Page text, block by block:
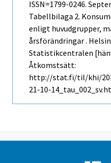
ISSN=1799-0246.
Tabellbilaga 2.
enligt huvudgrupper,
årsförändringar .
Statistikcentralen
Åtkomstsätt:
http://stat.fi/til/khi/
21-10-